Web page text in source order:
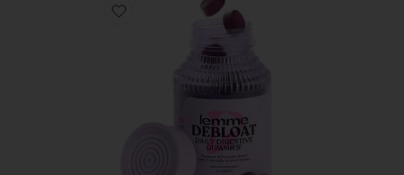
Favorite DEBLOAT ビタミングミ